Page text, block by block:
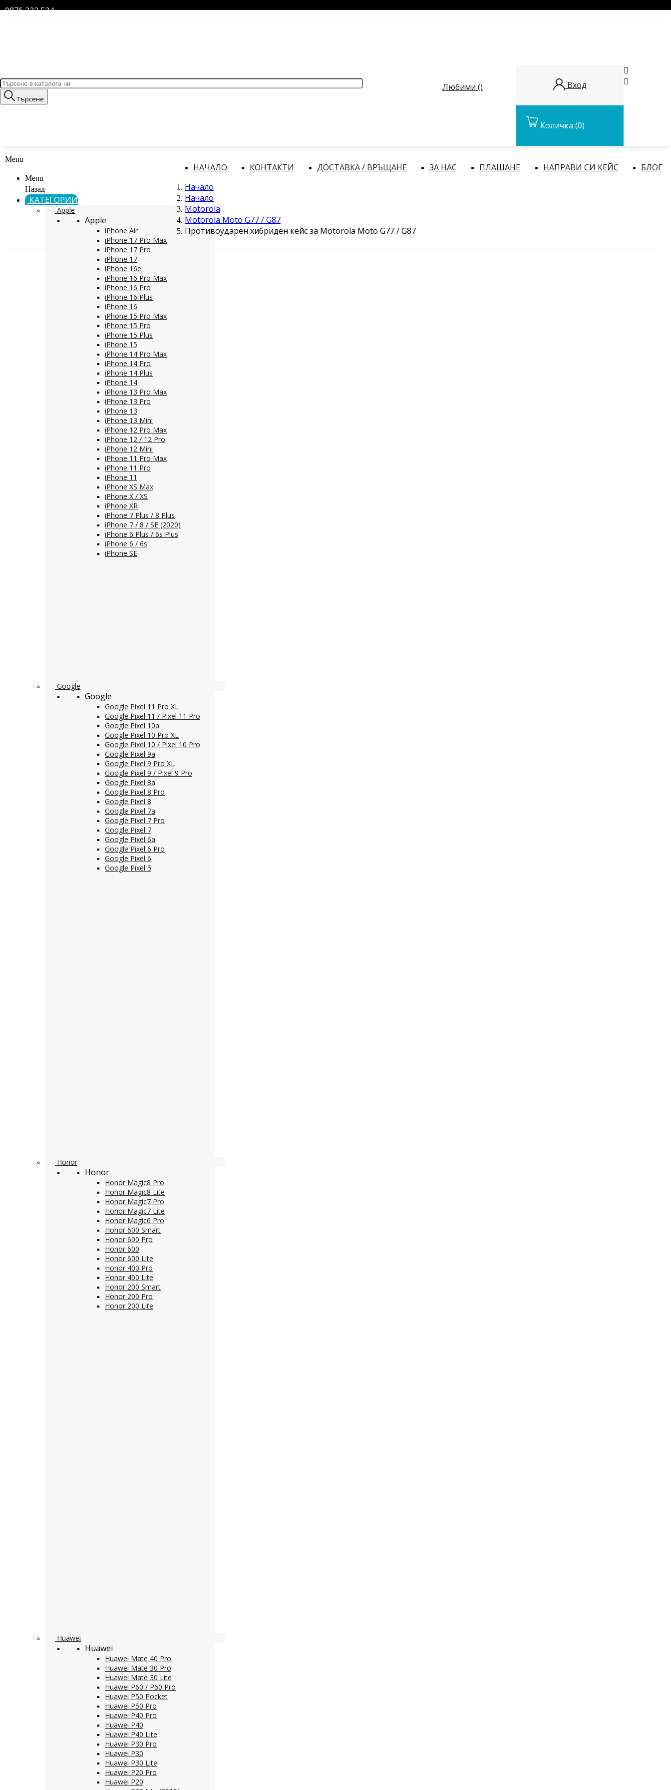
0876 322 534
Търсене
Любими () Вход
Количка (0)


Menu
Menu
Назад
КАТЕГОРИИ
Apple
Apple
iPhone Air
iPhone 17 Pro Max
iPhone 17 Pro
iPhone 17
iPhone 16e
iPhone 16 Pro Max
iPhone 16 Pro
iPhone 16 Plus
iPhone 16
iPhone 15 Pro Max
iPhone 15 Pro
iPhone 15 Plus
iPhone 15
iPhone 14 Pro Max
iPhone 14 Pro
iPhone 14 Plus
iPhone 14
iPhone 13 Pro Max
iPhone 13 Pro
iPhone 13
iPhone 13 Mini
iPhone 12 Pro Max
iPhone 12 / 12 Pro
iPhone 12 Mini
iPhone 11 Pro Max
iPhone 11 Pro
iPhone 11
iPhone XS Max
iPhone X / XS
iPhone XR
iPhone 7 Plus / 8 Plus
iPhone 7 / 8 / SE (2020)
iPhone 6 Plus / 6s Plus
iPhone 6 / 6s
iPhone SE
Google
Google
Google Pixel 11 Pro XL
Google Pixel 11 / Pixel 11 Pro
Google Pixel 10a
Google Pixel 10 Pro XL
Google Pixel 10 / Pixel 10 Pro
Google Pixel 9a
Google Pixel 9 Pro XL
Google Pixel 9 / Pixel 9 Pro
Google Pixel 8a
Google Pixel 8 Pro
Google Pixel 8
Google Pixel 7a
Google Pixel 7 Pro
Google Pixel 7
Google Pixel 6a
Google Pixel 6 Pro
Google Pixel 6
Google Pixel 5
Honor
Honor
Honor Magic8 Pro
Honor Magic8 Lite
Honor Magic7 Pro
Honor Magic7 Lite
Honor Magic6 Pro
Honor 600 Smart
Honor 600 Pro
Honor 600
Honor 600 Lite
Honor 400 Pro
Honor 400 Lite
Honor 200 Smart
Honor 200 Pro
Honor 200 Lite
Huawei
Huawei
Huawei Mate 40 Pro
Huawei Mate 30 Pro
Huawei Mate 30 Lite
Huawei P60 / P60 Pro
Huawei P50 Pocket
Huawei P50 Pro
Huawei P40 Pro
Huawei P40
Huawei P40 Lite
Huawei P30 Pro
Huawei P30
Huawei P30 Lite
Huawei P20 Pro
Huawei P20
НАЧАЛО КОНТАКТИ ДОСТАВКА / ВРЪЩАНЕ ЗА НАС ПЛАЩАНЕ НАПРАВИ СИ КЕЙС
БЛОГ
Начало
Начало
Motorola
Motorola Moto G77 / G87
Противоударен хибриден кейс за Motorola Moto G77 / G87